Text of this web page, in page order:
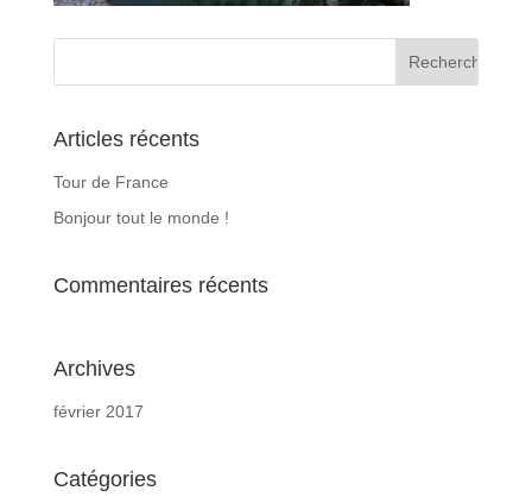
Articles récents
Tour de France
Bonjour tout le monde !
Commentaires récents
Archives
février 2017
Catégories